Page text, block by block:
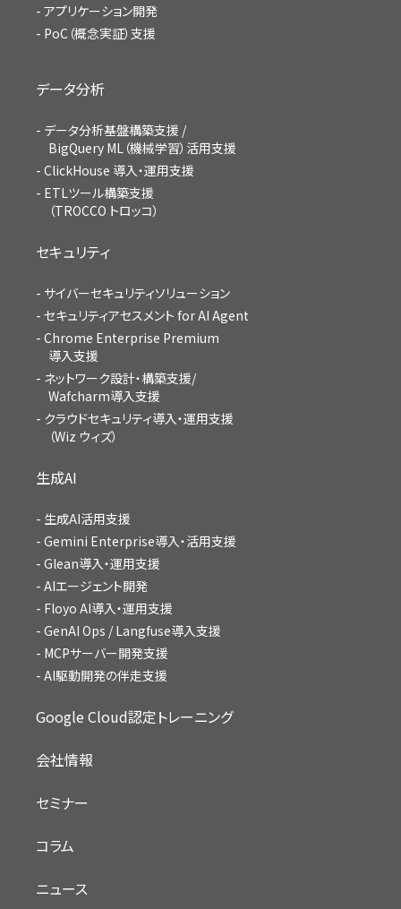
アプリケーション開発
PoC（概念実証）支援
データ分析
データ分析基盤構築支援 /
BigQuery ML（機械学習）活用支援
ClickHouse 導入・運用支援
ETLツール構築支援
（TROCCO トロッコ）
セキュリティ
サイバーセキュリティソリューション
セキュリティアセスメント for AI Agent
Chrome Enterprise Premium
導入支援
ネットワーク設計・構築支援/
Wafcharm導入支援
クラウドセキュリティ導入・運用支援
（Wiz ウィズ）
生成AI
生成AI活用支援
Gemini Enterprise導入・活用支援
Glean導入・運用支援
AIエージェント開発
Floyo AI導入・運用支援
GenAI Ops / Langfuse導入支援
MCPサーバー開発支援
AI駆動開発の伴走支援
Google Cloud認定トレーニング
会社情報
セミナー
コラム
ニュース